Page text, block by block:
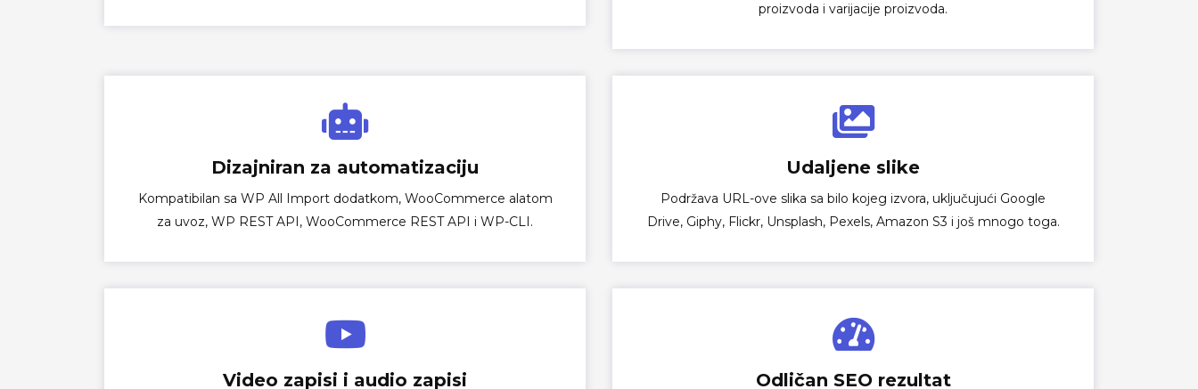
proizvoda i varijacije proizvoda.
Dizajniran za automatizaciju
Kompatibilan sa WP All Import dodatkom, WooCommerce alatom
za uvoz, WP REST API, WooCommerce REST API i WP-CLI.
Udaljene slike
Podržava URL-ove slika sa bilo kojeg izvora, uključujući Google
Drive, Giphy, Flickr, Unsplash, Pexels, Amazon S3 i još mnogo toga.
Video zapisi i audio zapisi Odličan SEO rezultat